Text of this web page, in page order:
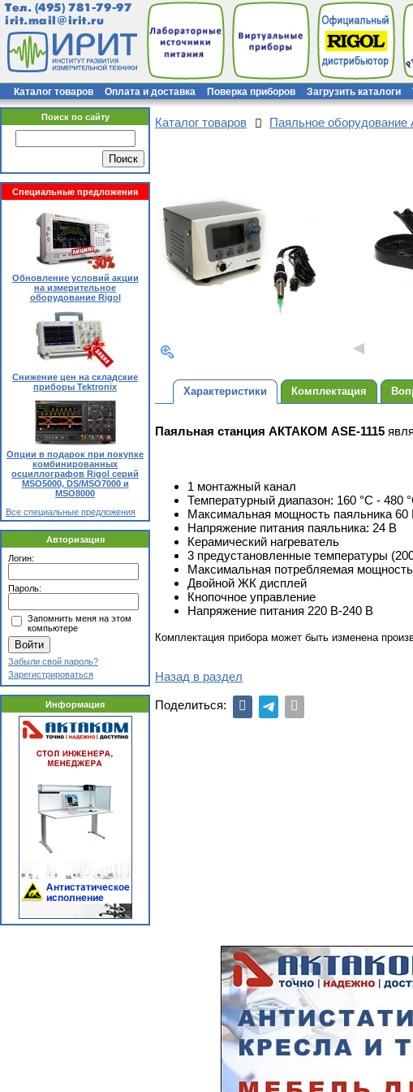
Тел. (495) 781-79-97
irit.mail@irit.ru
Каталог товаров Оплата и доставка Поверка приборов Загрузить каталоги
Поиск по сайту
Специальные предложения
Обновление условий акции
на измерительное
оборудование Rigol
Снижение цен на складские
приборы Tektronix
Опции в подарок при покупке
комбинированных
осциллографов Rigol серий
MSO5000, DS/MSO7000 и
MSO8000
Все специальные предложения
Авторизация
Логин:
Пароль:
Запомнить меня на этом
компьютере
Забыли свой пароль?
Зарегистрироваться
Информация
Каталог товаров Паяльное
◄
Характеристики Комплектация
Паяльная станция АКТАКОМ ASE-1115
1 монтажный канал
Температурный диапазон: 160 °C - 480
Максимальная мощность паяльника 60
Напряжение питания паяльника: 24 В
Керамический нагреватель
3 предустановленные температуры
Максимальная потребляемая
Двойной ЖК дисплей
Кнопочное управление
Напряжение питания 220 В-240 В
Комплектация прибора может быть изменена
Назад в раздел
Поделиться: